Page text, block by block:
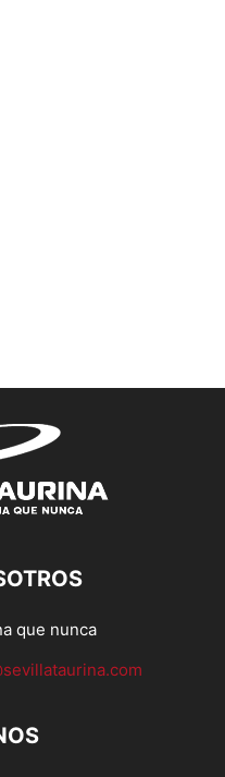
que nunca